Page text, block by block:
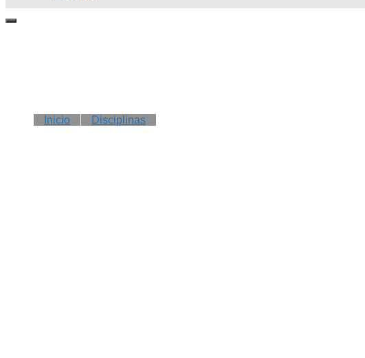
Inicio Disciplinas